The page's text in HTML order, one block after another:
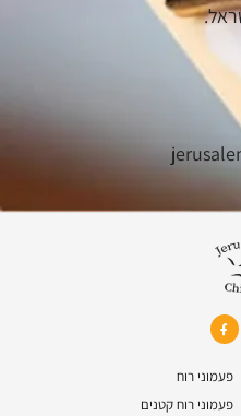
פעמוני רוח
פעמוני רוח קטנים